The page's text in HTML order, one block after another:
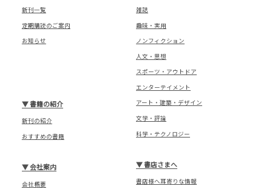
新刊一覧
定期購読のご案内
お知らせ
雑誌
趣味・実用
ノンフィクション
人文・思想
スポーツ・アウトドア
エンターテイメント
アート・建築・デザイン
文学・評論
科学・テクノロジー
▼書籍の紹介
新刊の紹介
おすすめの書籍
▼書店さまへ
書店様へ耳寄りな情報
▼会社案内
会社概要